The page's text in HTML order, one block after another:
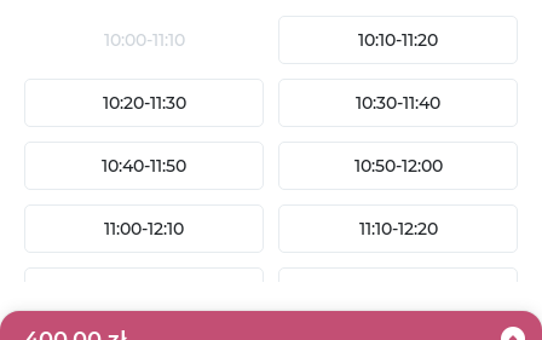
10:00-11:10 10:10-11:20
10:20-11:30 10:30-11:40
10:40-11:50 10:50-12:00
11:00-12:10 11:10-12:20